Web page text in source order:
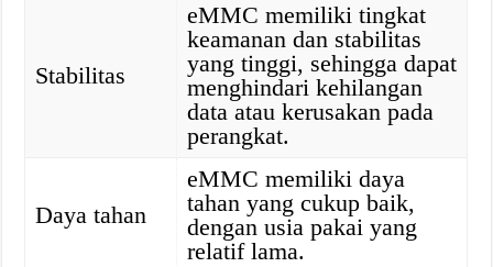
Stabilitas
eMMC memiliki tingkat
keamanan dan stabilitas
yang tinggi, sehingga dapat
menghindari kehilangan
data atau kerusakan pada
perangkat.
Daya tahan
eMMC memiliki daya
tahan yang cukup baik,
dengan usia pakai yang
relatif lama.